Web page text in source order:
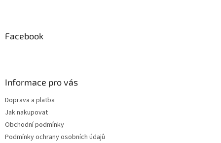
Facebook
Informace pro vás
Doprava a platba
Jak nakupovat
Obchodní podmínky
Podmínky ochrany osobních údajů